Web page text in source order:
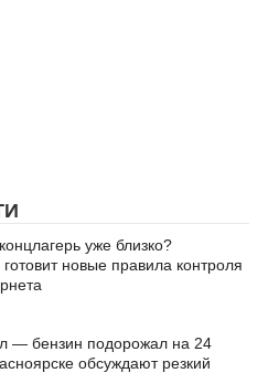
уже близко?
новые правила контроля
— бензин подорожал на 24
обсуждают резкий